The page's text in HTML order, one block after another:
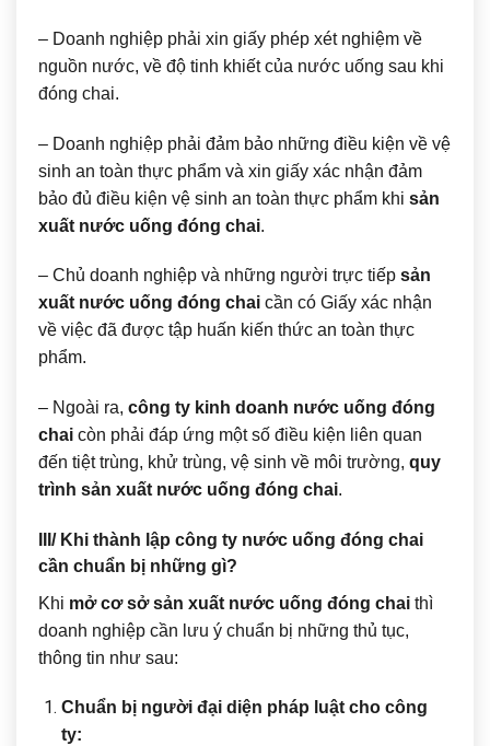
– Doanh nghiệp phải xin giấy phép xét nghiệm về
nguồn nước, về độ tinh khiết của nước uống sau khi
đóng chai.
– Doanh nghiệp phải đảm bảo những điều kiện về vệ
sinh an toàn thực phẩm và xin giấy xác nhận đảm
bảo đủ điều kiện vệ sinh an toàn thực phẩm khi sản
xuất nước uống đóng chai.
– Chủ doanh nghiệp và những người trực tiếp sản
xuất nước uống đóng chai cần có Giấy xác nhận
về việc đã được tập huấn kiến thức an toàn thực
phẩm.
– Ngoài ra, công ty kinh doanh nước uống đóng
chai còn phải đáp ứng một số điều kiện liên quan
đến tiệt trùng, khử trùng, vệ sinh về môi trường, quy
trình sản xuất nước uống đóng chai.
III/ Khi thành lập công ty nước uống đóng chai
cần chuẩn bị những gì?
Khi mở cơ sở sản xuất nước uống đóng chai thì
doanh nghiệp cần lưu ý chuẩn bị những thủ tục,
thông tin như sau:
Chuẩn bị người đại diện pháp luật cho công
ty: